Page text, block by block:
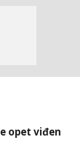
opet viđen